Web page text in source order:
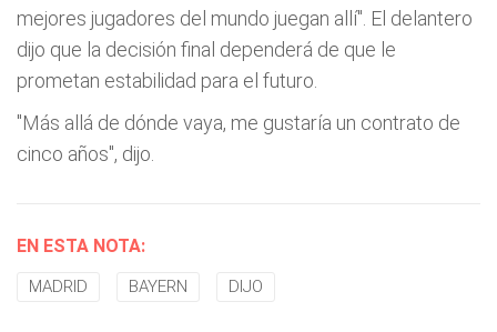
mejores jugadores del mundo juegan allí". El delantero
dijo que la decisión final dependerá de que le
prometan estabilidad para el futuro.
"Más allá de dónde vaya, me gustaría un contrato de
cinco años", dijo.
EN ESTA NOTA:
MADRID BAYERN DIJO